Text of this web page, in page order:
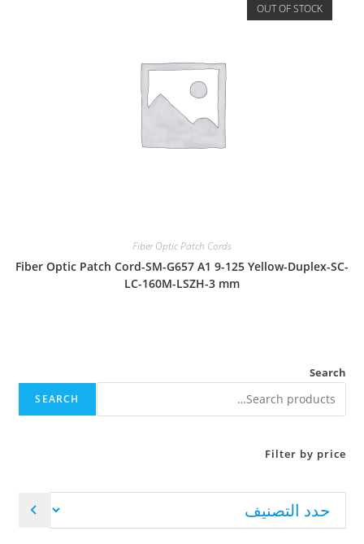
OUT OF STOCK
Fiber Optic Patch Cords
Fiber Optic Patch Cord-SM-G657 A1 9-125 Yellow-Duplex-SC-
LC-160M-LSZH-3 mm
Search
SEARCH
Filter by price